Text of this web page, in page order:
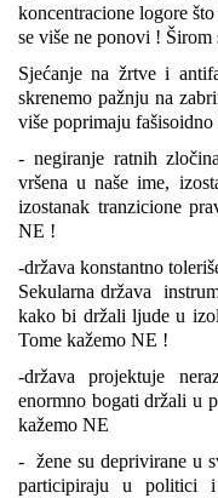
koncentracione logore
se više ne ponovi !
Sjećanje na žrtve i
skrenemo pažnju na
više poprimaju fašisoidno
- negiranje ratnih
vršena u naše ime,
izostanak tranzicione
NE !
-država konstantno
Sekularna država
kako bi držali ljude u
Tome kažemo NE !
-država projektuje
enormno bogati držali u
kažemo NE
- žene su deprivirane u
participiraju u politici i